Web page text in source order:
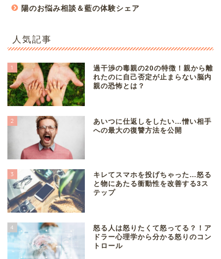
陽のお悩み相談＆藍の体験シェア
人気記事
1
過干渉の毒親の20の特徴！親から離
れたのに自己否定が止まらない脳内
親の恐怖とは？
2
あいつに仕返しをしたい…憎い相手
への最大の復讐方法を公開
3
キレてスマホを投げちゃった…怒る
と物にあたる衝動性を改善する3ス
テップ
4
怒る人は怒りたくて怒ってる？！ア
ドラー心理学から分かる怒りのコン
トロール